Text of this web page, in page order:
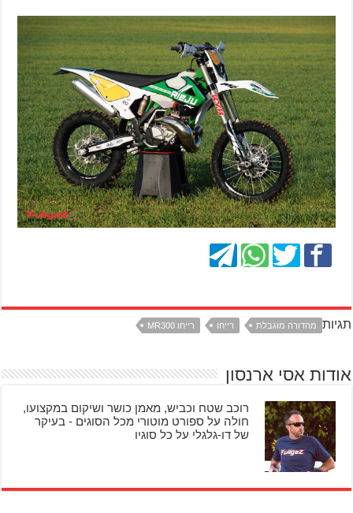
תגיות מהדורה מוגבלת רייחו רייחו MR300
אודות אסי ארנסון
רוכב שטח וכביש, מאמן כושר ושיקום במקצועו,
חולה על ספורט מוטורי מכל הסוגים - בעיקר
של דו-גלגלי על כל סוגיו